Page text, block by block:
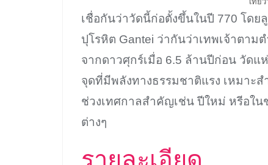
เชื่อกันว่าวัดนี้ก่อตั้งขึ้นในปี 770 โด
ปุโรหิต Gantei ว่ากันว่าเทพเจ้าตา
จากดาวศุกร์เมื่อ 6.5 ล้านปีก่อน วัดแ
จุดที่มีพลังทางธรรมชาติแรง เหมาะ
ช่วงเทศกาลสำคัญเช่น ปีใหม่ หรีอใน
ต่างๆ